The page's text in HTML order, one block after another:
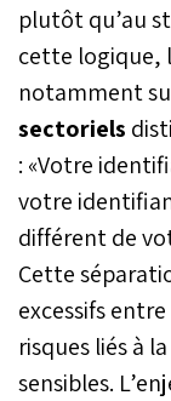
plutôt qu’au
cette logique,
notamment
sectoriels
: «Votre
votre
différent de
Cette
excessifs
risques liés à
sensibles.